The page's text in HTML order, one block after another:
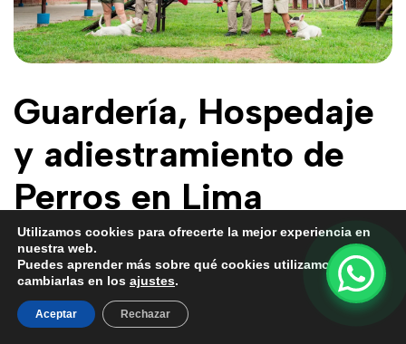
Guardería, Hospedaje
y adiestramiento de
Perros en Lima
admin
Adiestramiento canino,Entrenador Canino en Lima,
Guardería Canina ,Hospedaje canino
enero 10, 2026
Utilizamos cookies para ofrecerte la mejor experiencia en
nuestra web.
Puedes aprender más sobre qué cookies utilizamos o
cambiarlas en los ajustes.
Aceptar Rechazar